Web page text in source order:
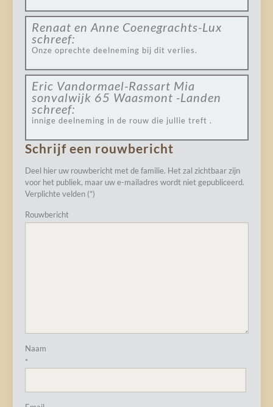
Renaat en Anne Coenegrachts-Lux
schreef:
Onze oprechte deelneming bij dit verlies.
Eric Vandormael-Rassart Mia
sonvalwijk 65 Waasmont -Landen
schreef:
innige deelneming in de rouw die jullie treft .
Schrijf een rouwbericht
Deel hier uw rouwbericht met de familie. Het zal zichtbaar zijn
voor het publiek, maar uw e-mailadres wordt niet gepubliceerd.
Verplichte velden (*)
Rouwbericht
Naam
*